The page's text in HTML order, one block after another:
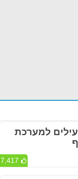
יעילים למערכת
7,417